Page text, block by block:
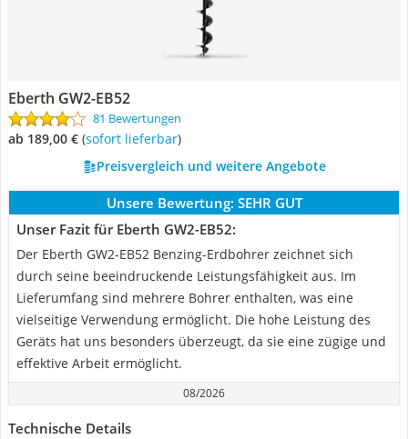
Eberth ‎GW2-EB52
81 Bewertungen
ab 189,00 € ( Sofort lieferbar)
Preisvergleich und weitere Angebote
Unsere Bewertung: SEHR GUT
Unser Fazit für Eberth ‎GW2-EB52:
Der Eberth GW2-EB52 Benzing-Erdbohrer zeichnet sich
durch seine beeindruckende Leistungsfähigkeit aus. Im
Lieferumfang sind mehrere Bohrer enthalten, was eine
vielseitige Verwendung ermöglicht. Die hohe Leistung des
Geräts hat uns besonders überzeugt, da sie eine zügige und
effektive Arbeit ermöglicht.
08/2026
Technische Details